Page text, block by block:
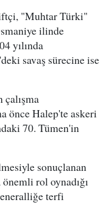
"Muhtar Türki"
ilinde
yılında
savaş sürecine ise
çalışma
önce Halep'te askeri
70. Tümen'in
sonuçlanan
rol oynadığı
terfi